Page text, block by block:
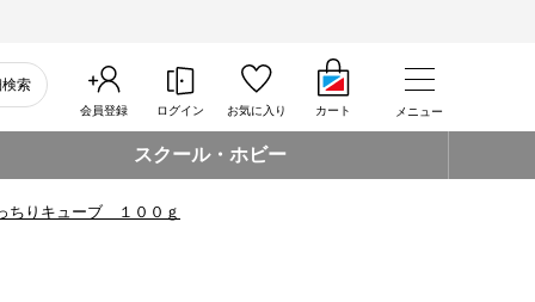
索
会員登録 ログイン お気に入り カート メニュー
スクール・ホビー
ちりキューブ １００ｇ